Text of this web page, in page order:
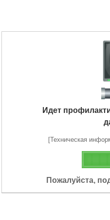
Идет
[Техническая
Пожалуйста,